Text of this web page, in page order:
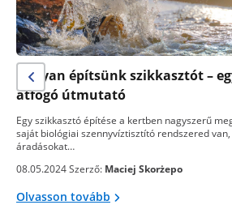
Hogyan építsünk szikkasztót –
átfogó útmutató
Egy szikkasztó építése a kertben nagyszerű
saját biológiai szennyvíztisztító rendszered van,
áradásokat…
08.05.2024 Szerző: Maciej Skorżepo
Olvasson tovább